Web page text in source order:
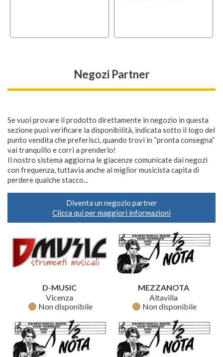
Negozi Partner
Se vuoi provare il prodotto direttamente in negozio in questa
sezione puoi verificare la disponibilità, indicata sotto il logo del
punto vendita che preferisci, quando trovi in “pronta consegna”
vai tranquillo e corri a prenderlo!
Il nostro sistema aggiorna le giacenze comunicate dai negozi
con frequenza, tuttavia anche al miglior musicista capita di
perdere qualche stacco...
Diventa un negozio partner
Clicca qui per maggiori informazioni
D-MUSIC
Vicenza
fiber_manual_record Non disponibile
MEZZANOTA
Altavilla
fiber_manual_record Non disponibile